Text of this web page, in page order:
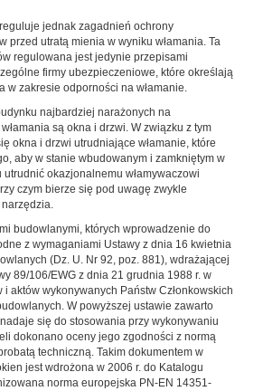
jednak zagadnień ochrony
przed utratą mienia w wyniku włamania. Ta
regulowana jest jedynie przepisami
firmy ubezpieczeniowe, które określają
w zakresie odporności na włamanie.
najbardziej narażonych na
są okna i drzwi. W związku z tym
okna i drzwi utrudniające włamanie, które
aby w stanie wbudowanym i zamkniętym w
okazjonalnemu włamywaczowi
czym bierze się pod uwagę zwykle
budowlanymi, których wprowadzenie do
z wymaganiami Ustawy z dnia 16 kwietnia
(Dz. U. Nr 92, poz. 881), wdrażającej
89/106/EWG z dnia 21 grudnia 1988 r. w
aktów wykonywanych Państw Członkowskich
W powyższej ustawie zawarto
się do stosowania przy wykonywaniu
dokonano oceny jego zgodności z normą
techniczną. Takim dokumentem w
jest wdrożona w 2006 r. do Katalogu
norma europejska PN-EN 14351-